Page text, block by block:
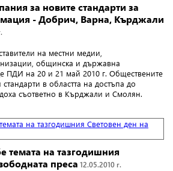
за новите стандарти за
- Добрич, Варна, Кърджали
на местни медии,
общинска и държавна
ПДИ на 20 и 21 май 2010 г. Обществените
в областта на достъпа до
съответно в Кърджали и Смолян.
темата на тазгодишния
преса 12.05.2010 г.